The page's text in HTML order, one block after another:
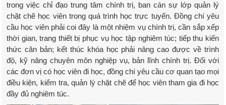
trong việc chỉ đạo trung tâm chính trị, ban cán sự lớp quản lý
chặt chẽ học viên trong quá trình học trực tuyến. Đồng chí yêu
cầu học viên phải coi đây là một nhiệm vụ chính trị, cần sắp xếp
thời gian, trang thiết bị phục vụ học tập nghiêm túc; tiếp thu kiến
thức căn bản; kết thúc khóa học phải nâng cao được về trình
độ, kỹ năng chuyên môn nghiệp vụ, bản lĩnh chính trị. Đối với
các đơn vị có học viên đi học, đồng chí yêu cầu cơ quan tạo mọi
điều kiện, kiểm tra, quản lý chặt chẽ để học viên tham gia đi học
đầy đủ nghiêm túc.